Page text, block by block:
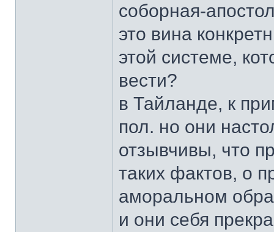
соборная-
это вина
этой системе,
вести?
в Тайланде, к
пол. но они
отзывчивы, что
таких фактов, о
аморальном
и они себя